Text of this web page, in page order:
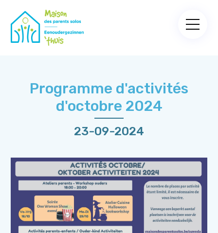
Programme d'activités
d'octobre 2024
23-09-2024